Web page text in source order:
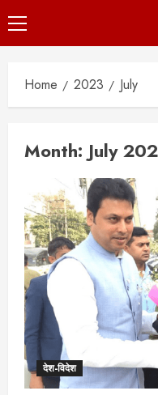
Primary
Menu
Home 2023 July
Month: July
देश-विदेश